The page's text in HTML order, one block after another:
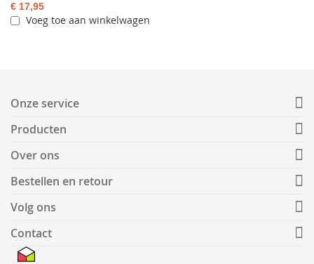
€ 17,95
Voeg toe aan winkelwagen
Onze service
Producten
Over ons
Bestellen en retour
Volg ons
Contact